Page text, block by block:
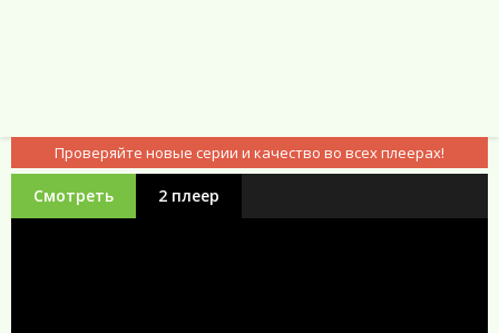
Проверяйте новые серии и качество во всех плеерах!
Смотреть 2 плеер